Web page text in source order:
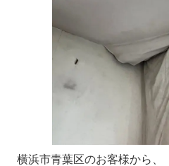
横浜市青葉区のお客様から、